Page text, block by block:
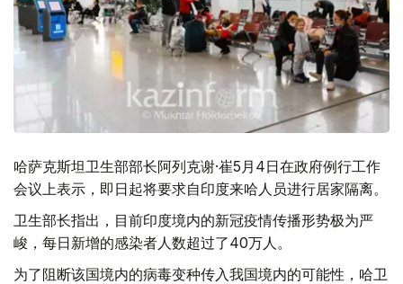
哈萨克斯坦卫生部部长阿列克谢·崔5月4日在政府例行工作
会议上表示，即日起将要求自印度来哈人员进行居家隔离。
卫生部长指出，目前印度境内的新冠疫情传播形势极为严
峻，每日新增的感染者人数超过了40万人。
为了阻断该国境内的病毒变种传入我国境内的可能性，哈卫